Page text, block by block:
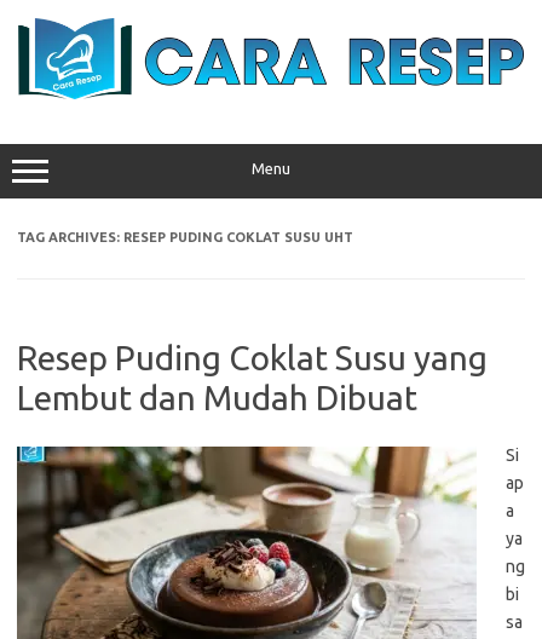
Menu
TAG ARCHIVES: RESEP PUDING COKLAT SUSU UHT
Resep Puding Coklat Susu yang
Lembut dan Mudah Dibuat
Si
ap
a
ya
ng
bi
sa